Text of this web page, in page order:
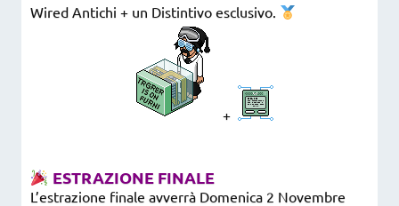
Wired Antichi + un Distintivo esclusivo.
+
ESTRAZIONE FINALE
L’estrazione finale avverrà Domenica 2 Novembre